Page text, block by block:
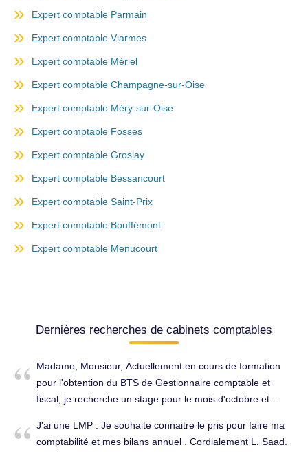
Expert comptable Parmain
Expert comptable Viarmes
Expert comptable Mériel
Expert comptable Champagne-sur-Oise
Expert comptable Méry-sur-Oise
Expert comptable Fosses
Expert comptable Groslay
Expert comptable Bessancourt
Expert comptable Saint-Prix
Expert comptable Bouffémont
Expert comptable Menucourt
Dernières recherches de cabinets comptables
Madame, Monsieur, Actuellement en cours de formation
pour l'obtention du BTS de Gestionnaire comptable et
fiscal, je recherche un stage pour le mois d'octobre et
connaissances théoriques acquises avec la pratique au
sein de votre entreprise. Je suis consciencieuse,
J'ai une LMP . Je souhaite connaitre le pris pour faire ma
comptabilité et mes bilans annuel . Cordialement L. Saad.